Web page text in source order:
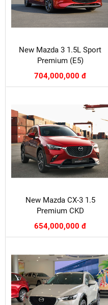
New Mazda 3 1.5L Sport
Premium (E5)
704,000,000 đ
New Mazda CX-3 1.5
Premium CKD
654,000,000 đ